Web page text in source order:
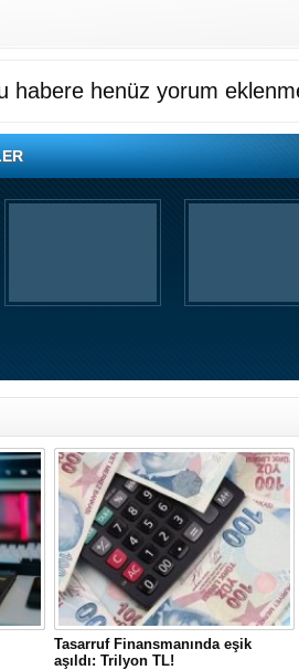
habere henüz yorum
Tasarruf Finansmanında eşik
aşıldı: Trilyon TL!